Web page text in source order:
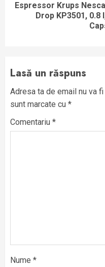
Next
Espressor Krups
Drop KP3501, 0.8
Lasă un răspuns
Adresa ta de email nu va
sunt marcate cu *
Comentariu *
Nume *